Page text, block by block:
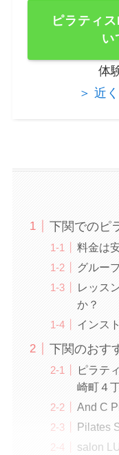
ピラティ
い
体
＞ 近
下関でのピ
料金は
グルー
レッス
か？
インス
下関のおす
ピラテ
崎町４
And C
Pilates
salon